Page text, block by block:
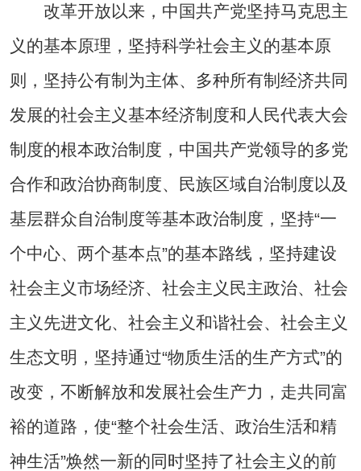
改革开放以来，中国共产党坚持马克思主
义的基本原理，坚持科学社会主义的基本原
则，坚持公有制为主体、多种所有制经济共同
发展的社会主义基本经济制度和人民代表大会
制度的根本政治制度，中国共产党领导的多党
合作和政治协商制度、民族区域自治制度以及
基层群众自治制度等基本政治制度，坚持“一
个中心、两个基本点”的基本路线，坚持建设
社会主义市场经济、社会主义民主政治、社会
主义先进文化、社会主义和谐社会、社会主义
生态文明，坚持通过“物质生活的生产方式”的
改变，不断解放和发展社会生产力，走共同富
裕的道路，使“整个社会生活、政治生活和精
神生活”焕然一新的同时坚持了社会主义的前